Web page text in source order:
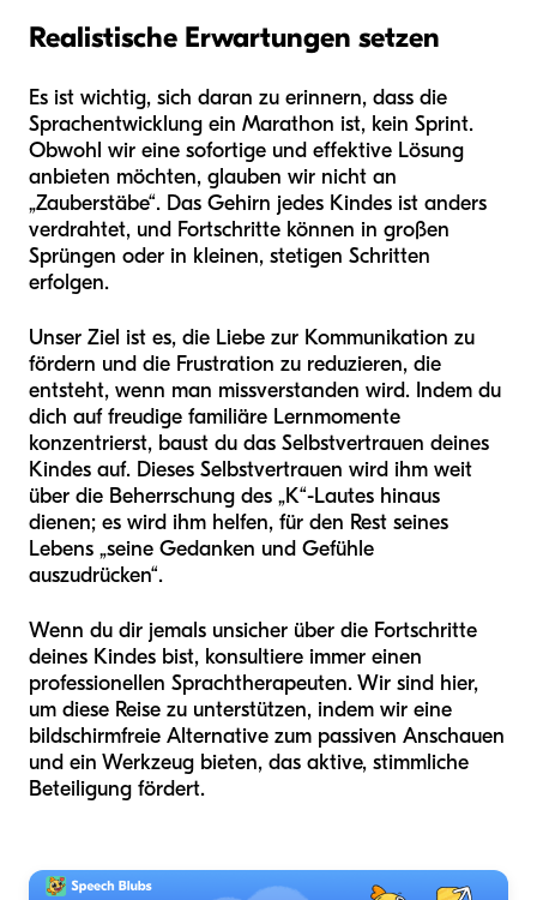
Realistische Erwartungen setzen
Es ist wichtig, sich daran zu erinnern, dass die
Sprachentwicklung ein Marathon ist, kein Sprint.
Obwohl wir eine sofortige und effektive Lösung
anbieten möchten, glauben wir nicht an
„Zauberstäbe“. Das Gehirn jedes Kindes ist anders
verdrahtet, und Fortschritte können in großen
Sprüngen oder in kleinen, stetigen Schritten
erfolgen.
Unser Ziel ist es, die Liebe zur Kommunikation zu
fördern und die Frustration zu reduzieren, die
entsteht, wenn man missverstanden wird. Indem du
dich auf freudige familiäre Lernmomente
konzentrierst, baust du das Selbstvertrauen deines
Kindes auf. Dieses Selbstvertrauen wird ihm weit
über die Beherrschung des „K“-Lautes hinaus
dienen; es wird ihm helfen, für den Rest seines
Lebens „seine Gedanken und Gefühle
auszudrücken“.
Wenn du dir jemals unsicher über die Fortschritte
deines Kindes bist, konsultiere immer einen
professionellen Sprachtherapeuten. Wir sind hier,
um diese Reise zu unterstützen, indem wir eine
bildschirmfreie Alternative zum passiven Anschauen
und ein Werkzeug bieten, das aktive, stimmliche
Beteiligung fördert.